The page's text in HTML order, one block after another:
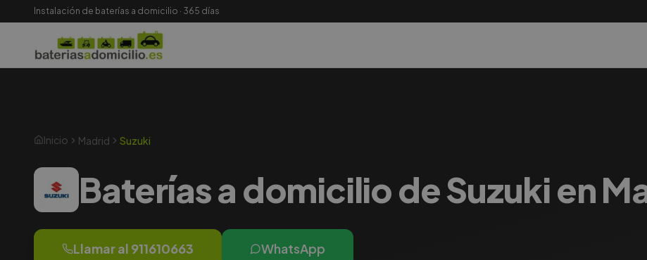
Instalación de baterías a domicilio · 365 días
Inicio Madrid Suzuki
Baterías a domicilio de Suzuki en
Llamar al 911610663 WhatsApp